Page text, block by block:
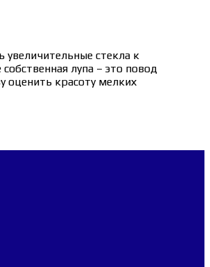
увеличительные стекла к
лупа – это повод
оценить красоту мелких